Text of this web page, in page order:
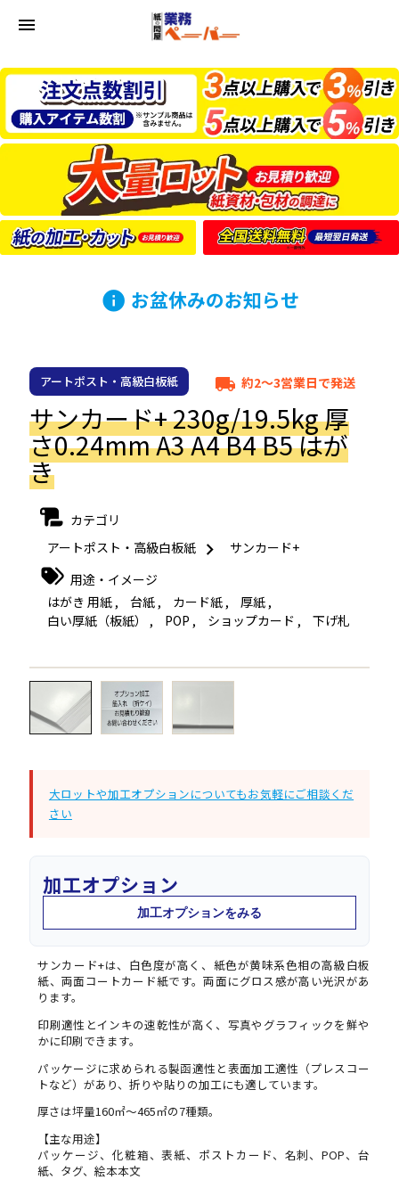
menu
info お盆休みのお知らせ
アートポスト・高級白板紙 local_shipping 約2～3営業日で発送
サンカード+ 230g/19.5kg 厚
さ0.24mm A3 A4 B4 B5 はが
き
カテゴリ
アートポスト・高級白板紙
サンカード+
用途・イメージ
はがき 用紙 , 台紙 , カード紙 , 厚紙 ,
白い厚紙（板紙）
, POP , ショップカード , 下げ札
← →
大ロットや加工オプションについてもお気軽にご相談くだ
さい
加工オプション
加工オプションをみる
サンカード+は、白色度が高く、紙色が黄味系色相の高級白板
紙、両面コートカード紙です。両面にグロス感が高い光沢があ
ります。
印刷適性とインキの速乾性が高く、写真やグラフィックを鮮や
かに印刷できます。
パッケージに求められる製函適性と表面加工適性（プレスコー
トなど）があり、折りや貼りの加工にも適しています。
厚さは坪量160㎡～465㎡の7種類。
【主な用途】
パッケージ、化粧箱、表紙、ポストカード、名刺、POP、台
紙、タグ、絵本本文